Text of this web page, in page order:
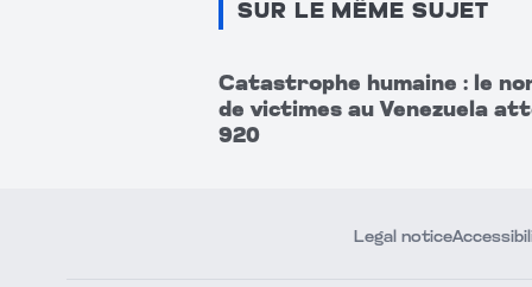
SUR LE MÊME SUJET
Catastrophe humaine : le
de victimes au Venezuela
920
Legal notice